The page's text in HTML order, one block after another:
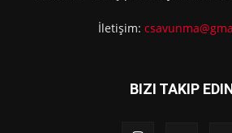
İletişim:
BIZI TAKIP